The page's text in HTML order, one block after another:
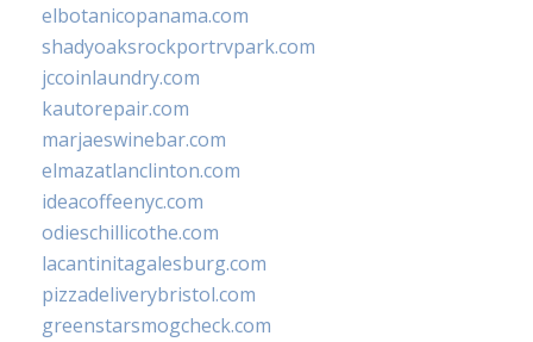
elbotanicopanama.com
shadyoaksrockportrvpark.com
jccoinlaundry.com
kautorepair.com
marjaeswinebar.com
elmazatlanclinton.com
ideacoffeenyc.com
odieschillicothe.com
lacantinitagalesburg.com
pizzadeliverybristol.com
greenstarsmogcheck.com